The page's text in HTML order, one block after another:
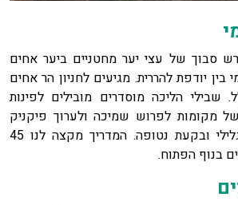
סבוך של עצי יער מחטניים ביער אחים
בין יודפת להררית. מגיעים לחניון הר אחים
הליכה מוסדרים מובילים לפינות
מקומות לפרוש שמיכה ולערוך פיקניק
אינטימי מול הנוף הגלילי ובקעת נטופה. המדריך מקצה לנו 45
בנוף הפתוח.